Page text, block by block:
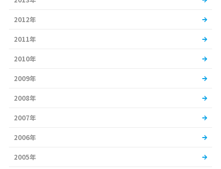
2012年
2011年
2010年
2009年
2008年
2007年
2006年
2005年